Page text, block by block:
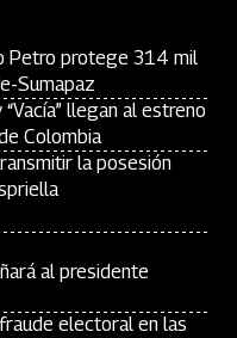
Petro protege 314 mil
Sumapaz
“Vacía” llegan al estreno
Colombia
la posesión
al presidente
electoral en las